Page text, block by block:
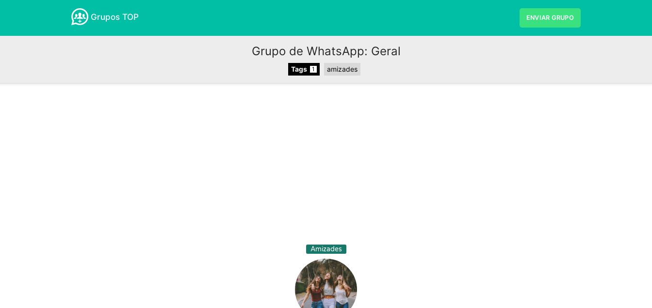
Grupos TOP ENVIAR GRUPO
Grupo de WhatsApp: Geral
Tags 1 amizades
Amizades